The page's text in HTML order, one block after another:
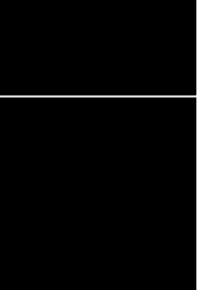
Простая установка,